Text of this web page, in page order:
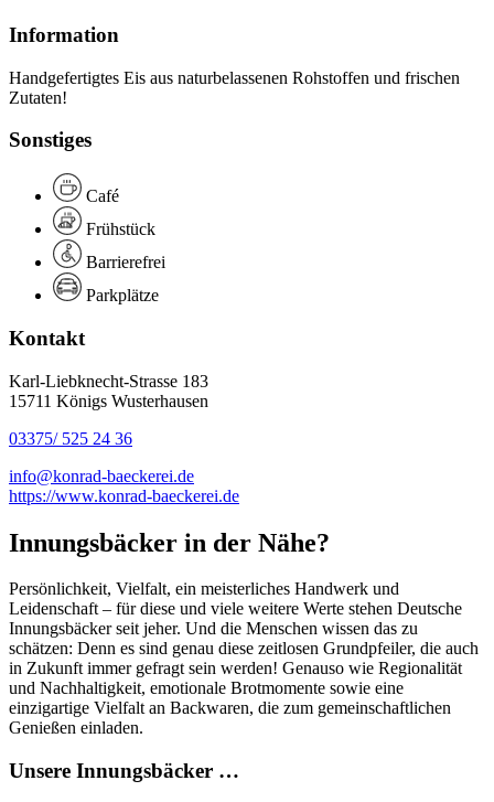
Information
Handgefertigtes Eis aus naturbelassenen Rohstoffen und frischen
Zutaten!
Sonstiges
Café
Frühstück
Barrierefrei
Parkplätze
Kontakt
Karl-Liebknecht-Strasse 183
15711 Königs Wusterhausen
03375/ 525 24 36
info@konrad-baeckerei.de
https://www.konrad-baeckerei.de
Innungsbäcker in der Nähe?
Persönlichkeit, Vielfalt, ein meisterliches Handwerk und
Leidenschaft – für diese und viele weitere Werte stehen Deutsche
Innungsbäcker seit jeher. Und die Menschen wissen das zu
schätzen: Denn es sind genau diese zeitlosen Grundpfeiler, die auch
in Zukunft immer gefragt sein werden! Genauso wie Regionalität
und Nachhaltigkeit, emotionale Brotmomente sowie eine
einzigartige Vielfalt an Backwaren, die zum gemeinschaftlichen
Genießen einladen.
Unsere Innungsbäcker …